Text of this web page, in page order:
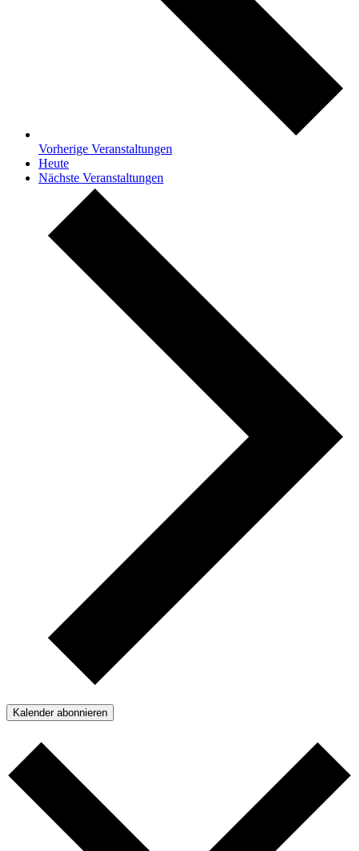
Vorherige Veranstaltungen
Heute
Nächste Veranstaltungen
Kalender abonnieren